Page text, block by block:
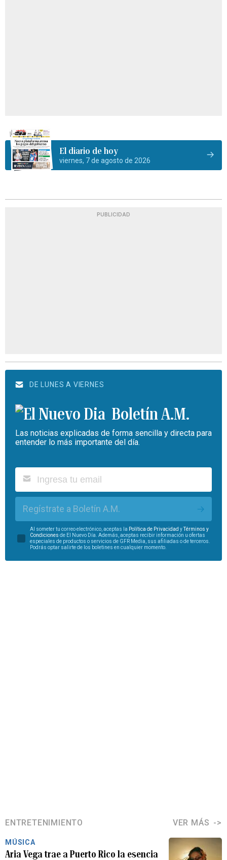
El diario de hoy
viernes, 7 de agosto de 2026
PUBLICIDAD
DE LUNES A VIERNES
Boletín A.M.
Las noticias explicadas de forma sencilla y directa para
entender lo más importante del día.
Regístrate a Boletín A.M.
Al someter tu correo electrónico, aceptas la Política de Privacidad yTérminos y
Condiciones de El Nuevo Día. Además, aceptas recibir información u ofertas
especiales de productos o servicios de GFR Media, sus afiliadas o de terceros.
Podrás optar salirte de los boletines en cualquier momento.
ENTRETENIMIENTO VER MÁS
MÚSICA
Aria Vega trae a Puerto Rico la esencia